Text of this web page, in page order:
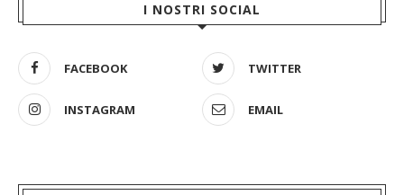
I NOSTRI SOCIAL
FACEBOOK TWITTER
INSTAGRAM EMAIL